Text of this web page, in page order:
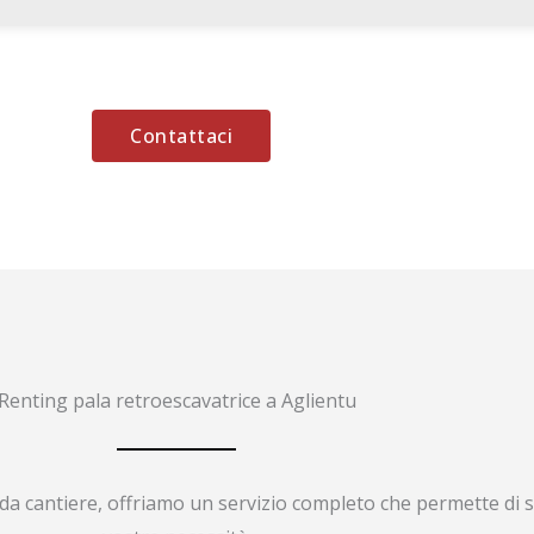
Contattaci
Renting pala retroescavatrice a Aglientu
cantiere, offriamo un servizio completo che permette di